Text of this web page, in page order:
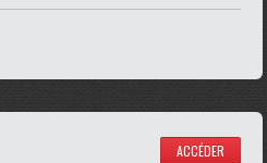
ACCÉDER